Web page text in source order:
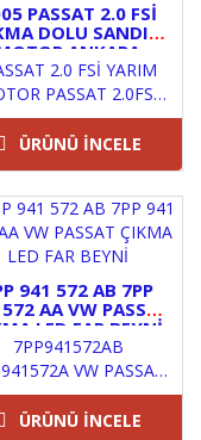
PASSAT 2.0 FSİ
DOLU SANDIK
ANKARA
2.0 FSİ YARIM
PASSAT 2.0FSİ
POMPASI PASSAT 20
SİLİNDİR KAPAGI&n..
ÜRÜNÜ İNCELE
941 572 AB 7PP
AA VW PASSAT
LED FAR BEYNİ
7PP941572AB
VW PASSAT
FAR BEYNİ 7PP 941
AB 7PP.941.572.AB
ÜRÜNÜ İNCELE